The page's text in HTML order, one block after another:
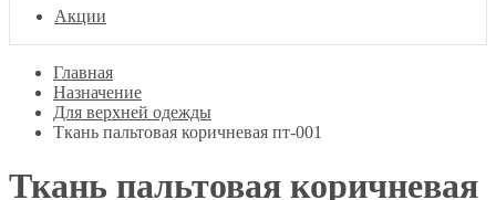
Акции
Главная
Назначение
Для верхней одежды
Ткань пальтовая коричневая пт-001
Ткань пальтовая коричневая